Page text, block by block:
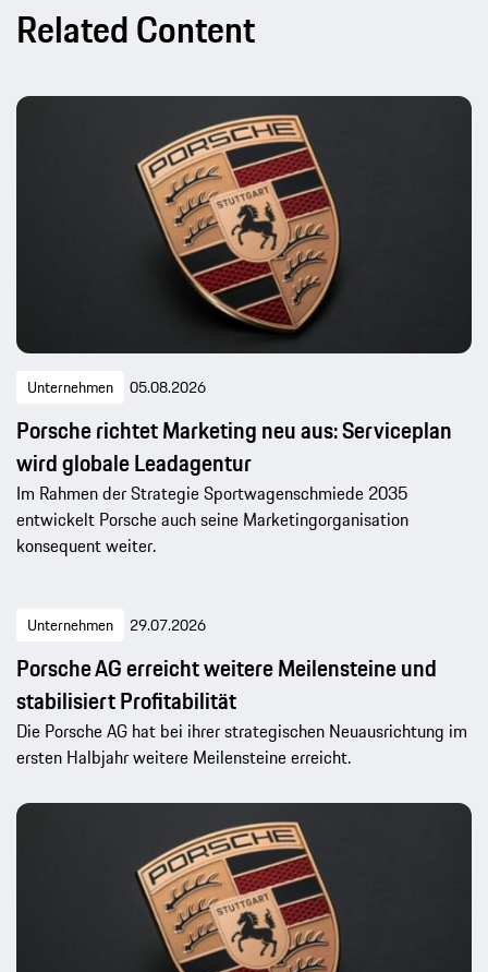
Related Content
Unternehmen 05.08.2026
Porsche richtet Marketing neu aus: Serviceplan
wird globale Leadagentur
Im Rahmen der Strategie Sportwagenschmiede 2035
entwickelt Porsche auch seine Marketingorganisation
konsequent weiter.
Unternehmen 29.07.2026
Porsche AG erreicht weitere Meilensteine und
stabilisiert Profitabilität
Die Porsche AG hat bei ihrer strategischen Neuausrichtung im
ersten Halbjahr weitere Meilensteine erreicht.